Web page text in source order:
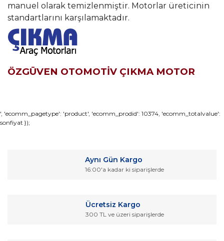
manuel olarak temizlenmiştir. Motorlar üreticinin
standartlarını karşılamaktadır.
ÖZGÜVEN OTOMOTİV ÇIKMA MOTOR
Yorum Yaz
Bu ürünün fiyat bilgisi, resim, ürün açıklamalarında ve diğer
konularda yetersiz gördüğünüz noktaları öneri formunu
Ürün resmi kalitesiz, bozuk veya görüntülenemiyor.
Ürün fiyatı diğer sitelerden daha pahalı.
', 'ecomm_pagetype': 'product', 'ecomm_prodid': 10374, 'ecomm_totalvalue':
sonfiyat });
Aynı Gün Kargo
16:00'a kadar ki siparişlerde
Ücretsiz Kargo
300 TL ve üzeri siparişlerde